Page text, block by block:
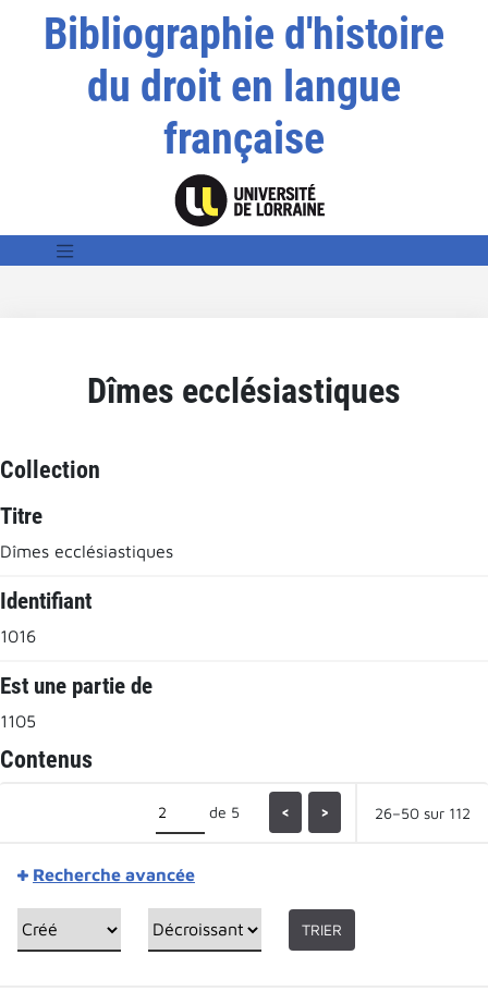
Bibliographie d'histoire
du droit en langue
française
Dîmes ecclésiastiques
Collection
Titre
Dîmes ecclésiastiques
Identifiant
1016
Est une partie de
1105
Contenus
de 5 < > 26–50 sur 112
Recherche avancée
TRIER